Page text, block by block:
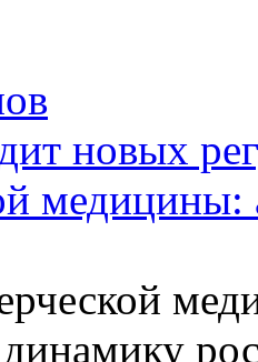
новых
медицины: